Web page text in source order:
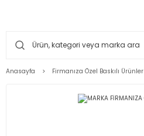
Anasayfa Firmanıza Özel Baskılı Ürünler